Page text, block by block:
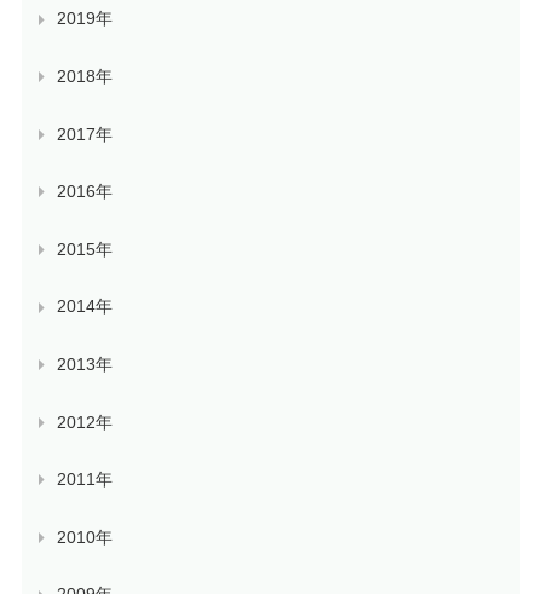
2019年
2018年
2017年
2016年
2015年
2014年
2013年
2012年
2011年
2010年